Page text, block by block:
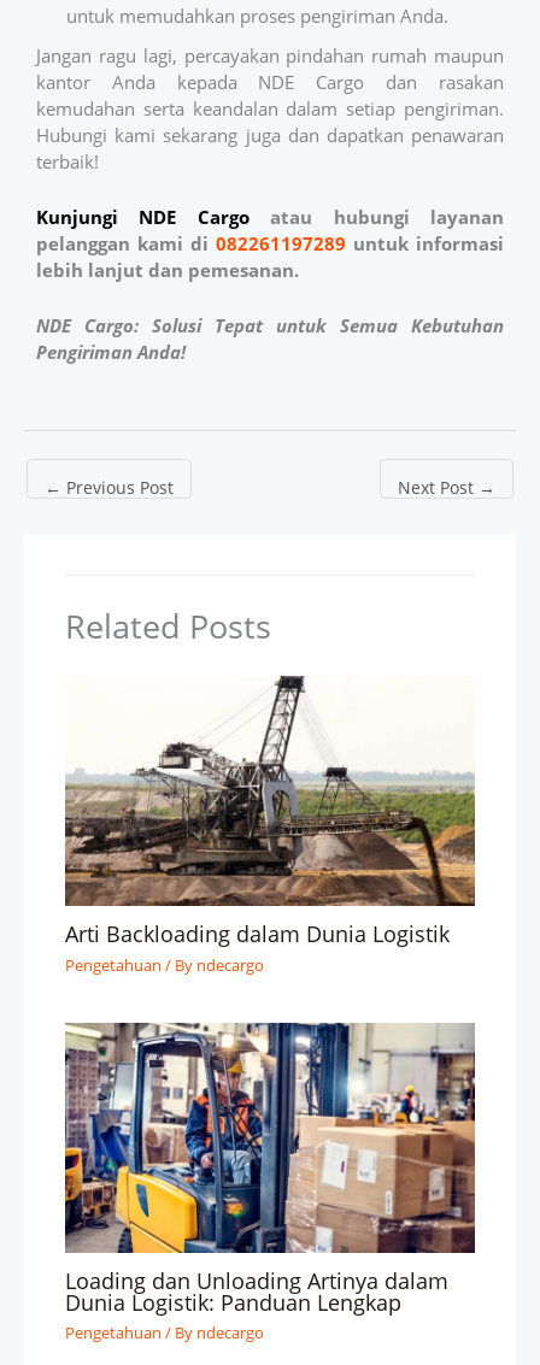
untuk memudahkan proses pengiriman Anda.
Jangan ragu lagi, percayakan pindahan rumah maupun
kantor Anda kepada NDE Cargo dan rasakan
kemudahan serta keandalan dalam setiap pengiriman.
Hubungi kami sekarang juga dan dapatkan penawaran
terbaik!
Kunjungi NDE Cargoatau hubungi layanan
pelanggan kami di 082261197289 untuk informasi
lebih lanjut dan pemesanan.
NDE Cargo: Solusi Tepat untuk Semua Kebutuhan
Pengiriman Anda!
← Previous Post Next Post →
Related Posts
Arti Backloading dalam Dunia Logistik
Pengetahuan / By ndecargo
Loading dan Unloading Artinya dalam
Dunia Logistik: Panduan Lengkap
Pengetahuan / By ndecargo